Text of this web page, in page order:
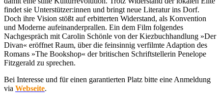
findet sie Unterstützer:innen und bringt neue Literatur ins Dorf.
Doch ihre Vision stößt auf erbitterten Widerstand, als Konvention
und Moderne aufeinanderprallen. Ein dem Film folgendes
Nachgespräch mit Carolin Schönle von der Kiezbuchhandlung »Der
Divan« eröffnet Raum, über die feinsinnig verfilmte Adaption des
Romans »The Bookshop« der britischen Schriftstellerin Penelope
Fitzgerald zu sprechen.
Bei Interesse und für einen garantierten Platz bitte eine Anmeldung
via Webseite.